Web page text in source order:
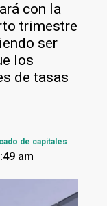
con la
trimestre
ser
los
de tasas
de capitales
am